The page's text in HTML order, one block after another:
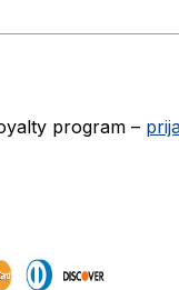
program –